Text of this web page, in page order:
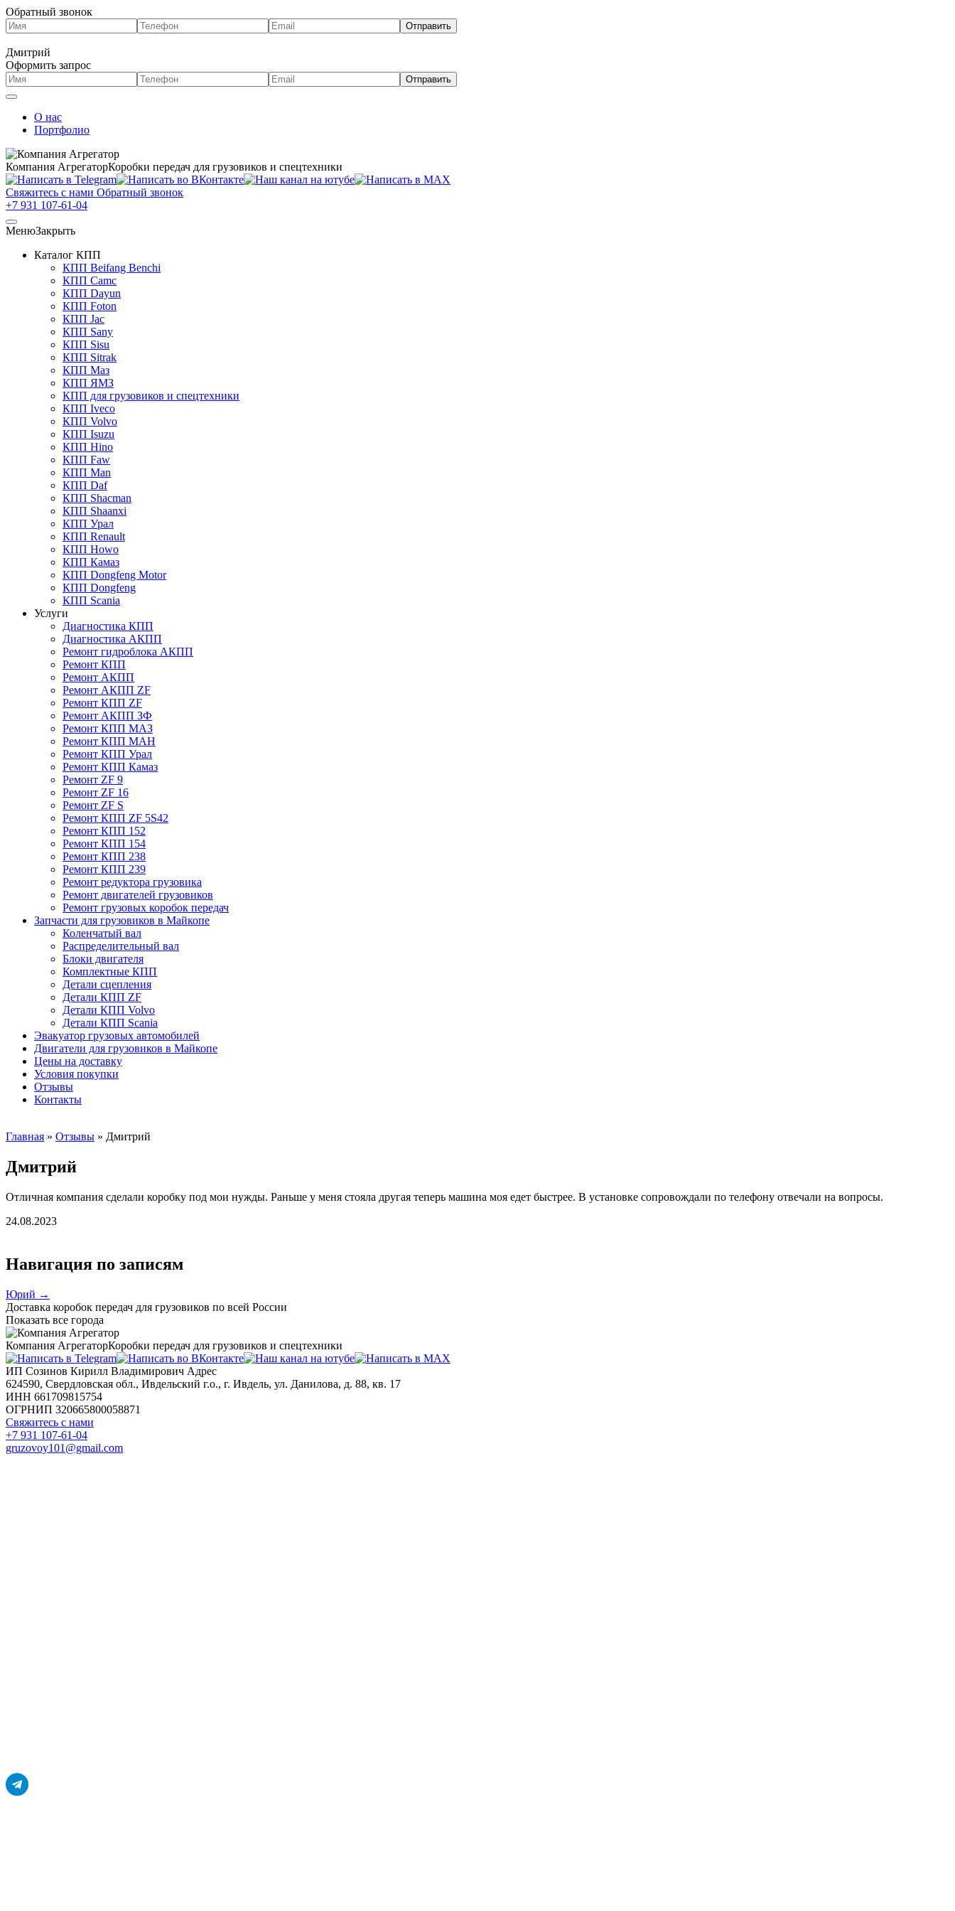
Обратный звонок
Дмитрий
Оформить запрос
О нас
Портфолио
Компания АгрегаторКоробки передач для грузовиков и спецтехники
Свяжитесь с нами Обратный звонок
+7 931 107-61-04
МенюЗакрыть
Каталог КПП
КПП Beifang Benchi
КПП Camc
КПП Dayun
КПП Foton
КПП Jac
КПП Sany
КПП Sisu
КПП Sitrak
КПП Маз
КПП ЯМЗ
КПП для грузовиков и спецтехники
КПП Iveco
КПП Volvo
КПП Isuzu
КПП Hino
КПП Faw
КПП Man
КПП Daf
КПП Shacman
КПП Shaanxi
КПП Урал
КПП Renault
КПП Howo
КПП Камаз
КПП Dongfeng Motor
КПП Dongfeng
КПП Scania
Услуги
Диагностика КПП
Диагностика АКПП
Ремонт гидроблока АКПП
Ремонт КПП
Ремонт АКПП
Ремонт АКПП ZF
Ремонт КПП ZF
Ремонт АКПП ЗФ
Ремонт КПП МАЗ
Ремонт КПП МАН
Ремонт КПП Урал
Ремонт КПП Камаз
Ремонт ZF 9
Ремонт ZF 16
Ремонт ZF S
Ремонт КПП ZF 5S42
Ремонт КПП 152
Ремонт КПП 154
Ремонт КПП 238
Ремонт КПП 239
Ремонт редуктора грузовика
Ремонт двигателей грузовиков
Ремонт грузовых коробок передач
Запчасти для грузовиков в Майкопе
Коленчатый вал
Распределительный вал
Блоки двигателя
Комплектные КПП
Детали сцепления
Детали КПП ZF
Детали КПП Volvo
Детали КПП Scania
Эвакуатор грузовых автомобилей
Двигатели для грузовиков в Майкопе
Цены на доставку
Условия покупки
Отзывы
Контакты
Главная » Отзывы » Дмитрий
Дмитрий
Отличная компания сделали коробку под мои нужды. Раньше у меня стояла другая теперь машина моя едет быстрее. В установке сопровождали по телефону отвечали на вопросы.
24.08.2023
Навигация по записям
Юрий →
Доставка коробок передач для грузовиков по всей России
Показать все города
Компания АгрегаторКоробки передач для грузовиков и спецтехники
ИП Созинов Кирилл Владимирович Адрес
624590, Свердловская обл., Ивдельский г.о., г. Ивдель, ул. Данилова, д. 88, кв. 17
ИНН 661709815754
ОГРНИП 320665800058871
Свяжитесь с нами
+7 931 107-61-04
gruzovoy101@gmail.com